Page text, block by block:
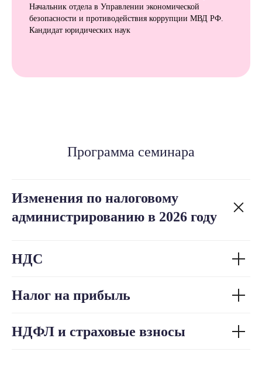
Начальник отдела в Управлении экономической
безопасности и противодействия коррупции МВД РФ.
Кандидат юридических наук
Программа семинара
Изменения по налоговому
администрированию в 2026 году
НДС
Налог на прибыль
НДФЛ и страховые взносы